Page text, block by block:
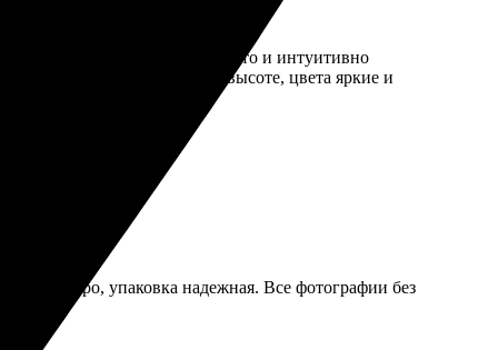
интернет-сервис, все просто и интуитивно
Качество печати на высоте, цвета яркие и
быстро, упаковка надежная. Все фотографии без